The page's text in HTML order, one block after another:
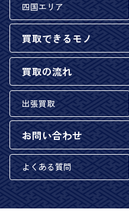
四国エリア
買取できるモノ
買取の流れ
出張買取
お問い合わせ
よくある質問